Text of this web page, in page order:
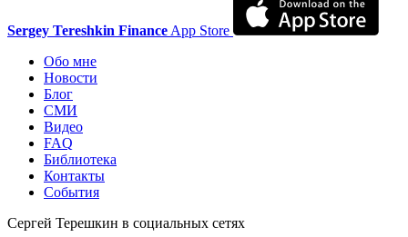
Sergey Tereshkin Finance App Store
Обо мне
Новости
Блог
СМИ
Видео
FAQ
Библиотека
Контакты
События
Сергей Терешкин в социальных сетях